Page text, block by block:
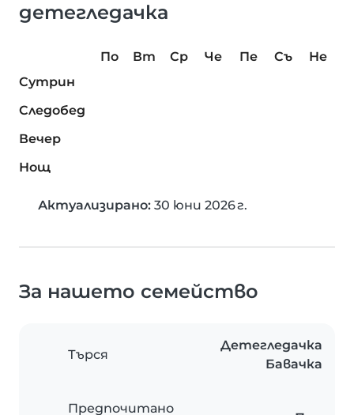
детегледачка
По Вт Ср Че Пе Съ
Не
Сутрин
Следобед
Вечер
Нощ
Актуализирано: 30 юни 2026 г.
За нашето семейство
Търся
Детегледачка
Бавачка
Предпочитано